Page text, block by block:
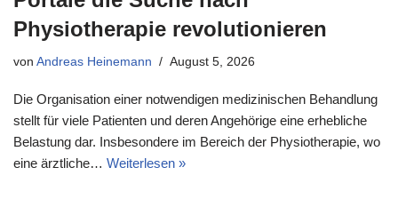
Physiotherapie revolutionieren
von Andreas Heinemann August 5, 2026
Die Organisation einer notwendigen medizinischen Behandlung
stellt für viele Patienten und deren Angehörige eine erhebliche
Belastung dar. Insbesondere im Bereich der Physiotherapie, wo
eine ärztliche… Weiterlesen »